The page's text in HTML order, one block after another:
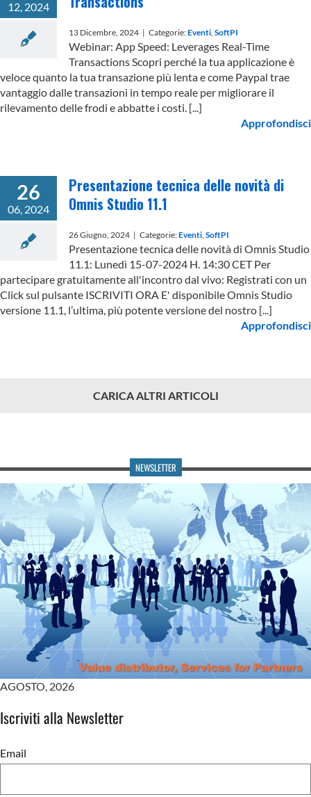
12, 2024
13 Dicembre, 2024 | Categorie:Eventi, SoftPI
Webinar: App Speed: Leverages Real-Time
Transactions Scopri perché la tua applicazione è
veloce quanto la tua transazione più lenta e come Paypal trae
vantaggio dalle transazioni in tempo reale per migliorare il
rilevamento delle frodi e abbatte i costi. [...]
Approfondisci
26
06, 2024
Presentazione tecnica delle novità di
Omnis Studio 11.1
26 Giugno, 2024 | Categorie:Eventi, SoftPI
Presentazione tecnica delle novità di Omnis Studio
11.1: Lunedì 15-07-2024 H. 14:30 CET Per
partecipare gratuitamente all'incontro dal vivo: Registrati con un
Click sul pulsante ISCRIVITI ORA E' disponibile Omnis Studio
versione 11.1, l’ultima, più potente versione del nostro [...]
Approfondisci
CARICA ALTRI ARTICOLI
NEWSLETTER
AGOSTO, 2026
Iscriviti alla Newsletter
Email